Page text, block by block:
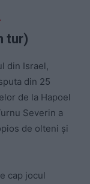
tur)
din Israel,
din 25
de la Hapoel
Severin a
de olteni și
cap jocul